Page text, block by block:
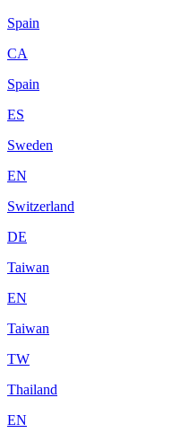
Spain
CA
Spain
ES
Sweden
EN
Switzerland
DE
Taiwan
EN
Taiwan
TW
Thailand
EN